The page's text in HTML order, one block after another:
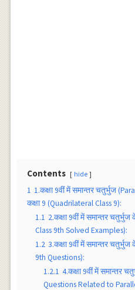
Contents hide
1 1.कक्षा 9वीं में समान्तर चतुर्भुज
कक्षा 9 (Quadrilateral Class 9):
1.1 2.कक्षा 9वीं में समान्तर
Class 9th Solved Examples):
1.2 3.कक्षा 9वीं में समान्तर
9th Questions):
1.2.1 4.कक्षा 9वीं में समान्तर
Questions Related to